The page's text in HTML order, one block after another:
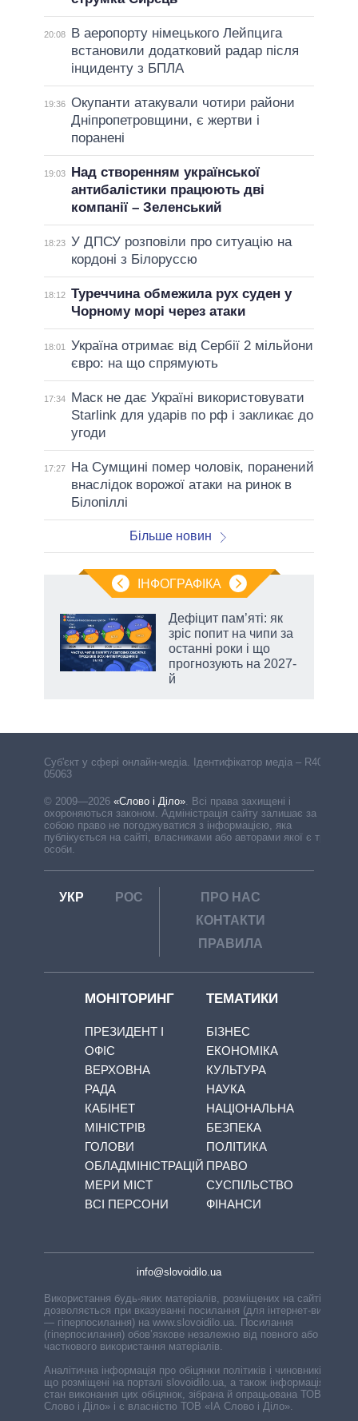
20:08
В аеропорту німецького Лейпцига
встановили додатковий радар після
інциденту з БПЛА
19:36 Окупанти атакували чотири райони
Дніпропетровщини, є жертви і
поранені
19:03
Над створенням української
антибалістики працюють дві
компанії – Зеленський
18:23 У ДПСУ розповіли про ситуацію на
кордоні з Білоруссю
18:12 Туреччина обмежила рух суден у
Чорному морі через атаки
18:01
Україна отримає від Сербії 2 мільйони
євро: на що спрямують
17:34
Маск не дає Україні використовувати
Starlink для ударів по рф і закликає до
угоди
17:27
На Сумщині помер чоловік, поранений
внаслідок ворожої атаки на ринок в
Білопіллі
Більше новин
ІНФОГРАФІКА
Дефіцит пам’яті: як
зріс попит на чипи за
останні роки і що
прогнозують на 2027-
й
Cуб'єкт у сфері онлайн-медіа. Ідентифікатор медіа – R40-
05063
© 2009—2026 «Слово і Діло». Всі права захищені і
охороняються законом. Адміністрація сайту залишає за
собою право не погоджуватися з інформацією, яка
публікується на сайті, власниками або авторами якої є треті
особи.
УКР РОС
ПРО НАС
КОНТАКТИ
ПРАВИЛА
МОНІТОРИНГ
ПРЕЗИДЕНТ І
ОФІС
ВЕРХОВНА
РАДА
КАБІНЕТ
МІНІСТРІВ
ГОЛОВИ
ОБЛАДМІНІСТРАЦІЙ
МЕРИ МІСТ
ВСІ ПЕРСОНИ
ТЕМАТИКИ
БІЗНЕС
ЕКОНОМІКА
КУЛЬТУРА
НАУКА
НАЦІОНАЛЬНА
БЕЗПЕКА
ПОЛІТИКА
ПРАВО
СУСПІЛЬСТВО
ФІНАНСИ
info@slovoidilo.ua
Використання будь-яких матеріалів, розміщених на сайті,
дозволяється при вказуванні посилання (для інтернет-видань
— гіперпосилання) на www.slovoidilo.ua. Посилання
(гіперпосилання) обов’язкове незалежно від повного або
часткового використання матеріалів.
Аналітична інформація про обіцянки політиків і чиновників,
що розміщені на порталі slovoidilo.ua, а також інформація про
стан виконання цих обіцянок, зібрана й опрацьована ТОВ «ІА
Слово і Діло» і є власністю ТОВ «ІА Слово і Діло».